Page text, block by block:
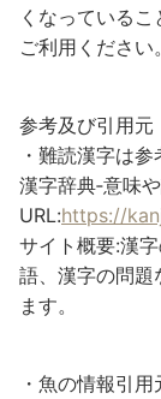
くなっている
ご利用ください。
参考及び引用元
・難読漢字は参
漢字辞典‐意味
URL:https://
サイト概要:漢
語、漢字の問題
ます。
・魚の情報引用